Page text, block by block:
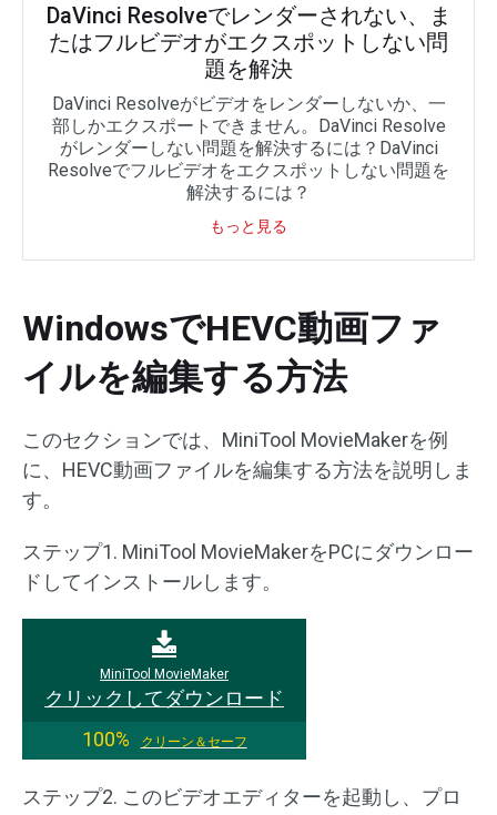
DaVinci Resolveでレンダーされない、ま
たはフルビデオがエクスポットしない問
題を解決
DaVinci Resolveがビデオをレンダーしないか、一
部しかエクスポートできません。DaVinci Resolve
がレンダーしない問題を解決するには？DaVinci
Resolveでフルビデオをエクスポットしない問題を
解決するには？
もっと見る
WindowsでHEVC動画ファ
イルを編集する方法
このセクションでは、MiniTool MovieMakerを例
に、HEVC動画ファイルを編集する方法を説明しま
す。
ステップ1. MiniTool MovieMakerをPCにダウンロー
ドしてインストールします。
MiniTool MovieMaker
クリックしてダウンロード
100%
クリーン＆セーフ
ステップ2. このビデオエディターを起動し、プロ